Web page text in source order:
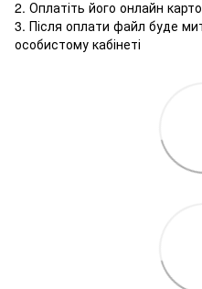
2. Оплатіть його онлайн
3. Після оплати файл буде
особистому кабінеті